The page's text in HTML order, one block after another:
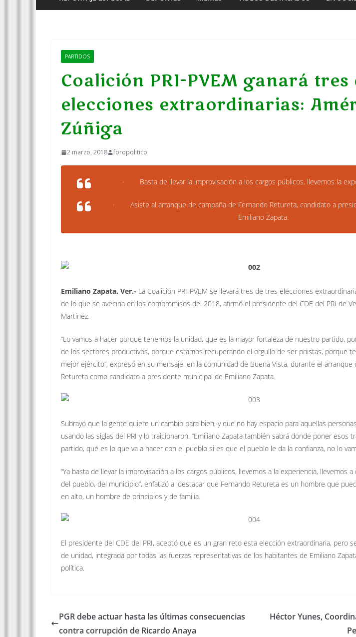
PARTIDOS
Coalición PRI-PVEM ganará tres
elecciones extraordinarias:
Zúñiga
2 marzo, 2018 foropolitico
· Basta de llevar la improvisación a los cargos públicos, llevemos la
· Asiste al arranque de campaña de Fernando Retureta, candidato a
Emiliano Zapata.
Emiliano Zapata, Ver.- La Coalición PRI-PVEM se llevará tres de tres elecciones
de lo que se avecina en los compromisos del 2018, afirmó el presidente del CDE del PRI de
Martínez.
“Lo vamos a hacer porque tenemos la unidad, que es la mayor fortaleza de nuestro partido,
de los sectores productivos, porque estamos recuperando el orgullo de ser priistas, porque
mejor ejército”, expresó en su mensaje, en la comunidad de Buena Vista, durante el arranque
Retureta como candidato a presidente municipal de Emiliano Zapata.
Subrayó que la gente quiere un cambio para bien, y que no hay espacio para aquellas
usando las siglas del PRI y lo traicionaron. “Emiliano Zapata también sabrá donde poner esos
partido, qué es lo que va a hacer con el pueblo si es que el pueblo le da la confianza, no lo
“Ya basta de llevar la improvisación a los cargos públicos, llevemos a la experiencia, llevemos
del pueblo, del municipio”, enfatizó al destacar que Fernando Retureta es un hombre que
en alto, un hombre de principios y de familia.
El presidente del CDE del PRI, aceptó que es un gran reto esta elección extraordinaria, pero
de unidad, integrada por todas las fuerzas representativas de los habitantes de Emiliano
política.
PGR debe actuar hasta las últimas consecuencias
contra corrupción de Ricardo Anaya
Héctor Yunes,